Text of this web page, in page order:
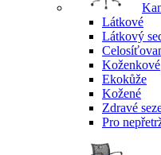
Látkové
Látkový
Koženkové
Ekokůže
Kožené
Zdravé
Pro